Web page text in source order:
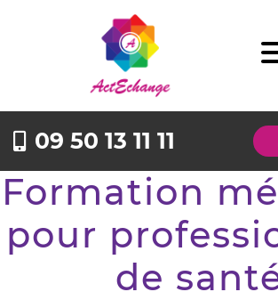
09 50 13 11 11
Formation
pour
de